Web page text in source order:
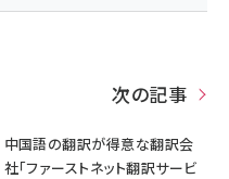
次の記事
中国語の翻訳が得意な翻訳会
社「ファーストネット翻訳サービ